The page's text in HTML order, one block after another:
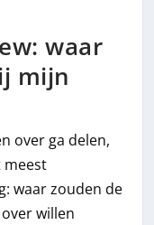
waar
mijn
over ga delen,
meest
waar zouden de
willen